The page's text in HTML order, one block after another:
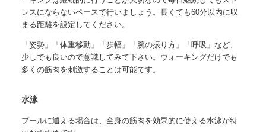
レスにならないペースで行いましょう。長くても60分以内に収
まる距離を設定してください。
「姿勢」「体重移動」「歩幅」「腕の振り方」「呼吸」 など、
少しでも良いので意識してみて下さい。ウォーキングだけでも
多くの筋肉を刺激することは可能です。
水泳
プールに通える場合は、全身の筋肉を効果的に使える水泳が特